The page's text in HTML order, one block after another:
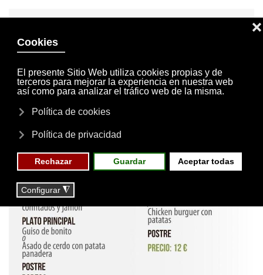
INVITACIONES
MI CUENTA